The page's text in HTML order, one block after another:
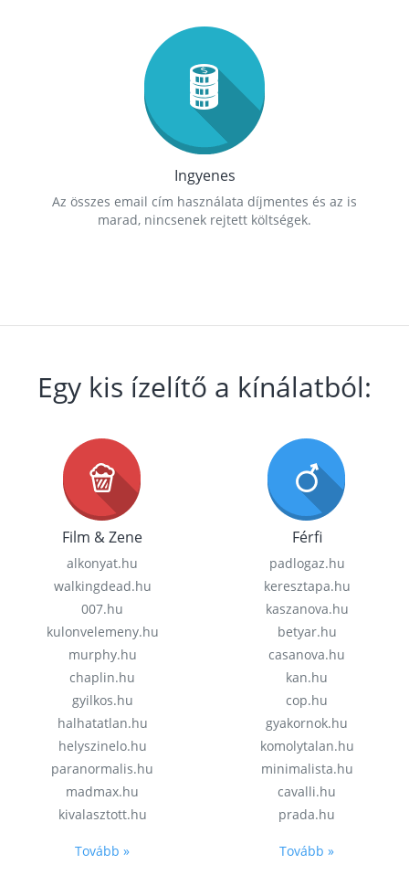
Ingyenes
Az összes email cím használata díjmentes és az is
marad, nincsenek rejtett költségek.
Egy kis ízelítő a kínálatból:
Film & Zene
alkonyat.hu
walkingdead.hu
007.hu
kulonvelemeny.hu
murphy.hu
chaplin.hu
gyilkos.hu
halhatatlan.hu
helyszinelo.hu
paranormalis.hu
madmax.hu
kivalasztott.hu
Tovább »
Férfi
padlogaz.hu
keresztapa.hu
kaszanova.hu
betyar.hu
casanova.hu
kan.hu
cop.hu
gyakornok.hu
komolytalan.hu
minimalista.hu
cavalli.hu
prada.hu
Tovább »